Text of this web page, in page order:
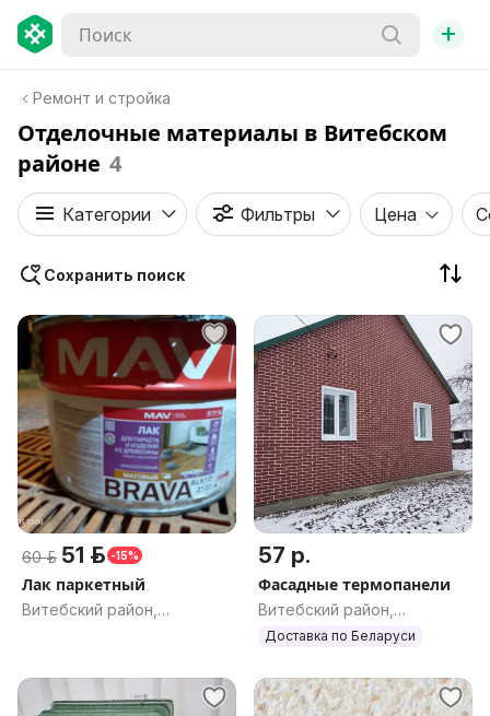
+
Ремонт и стройка
Отделочные материалы в Витебском
районе 4
Категории Фильтры Цена
Сохранить поиск
60 р. 51 р. -15%
Лак паркетный
Витебский район,
57 р.
Фасадные термопанели
Витебский район,
Витебская обл.
Доставка по Беларуси